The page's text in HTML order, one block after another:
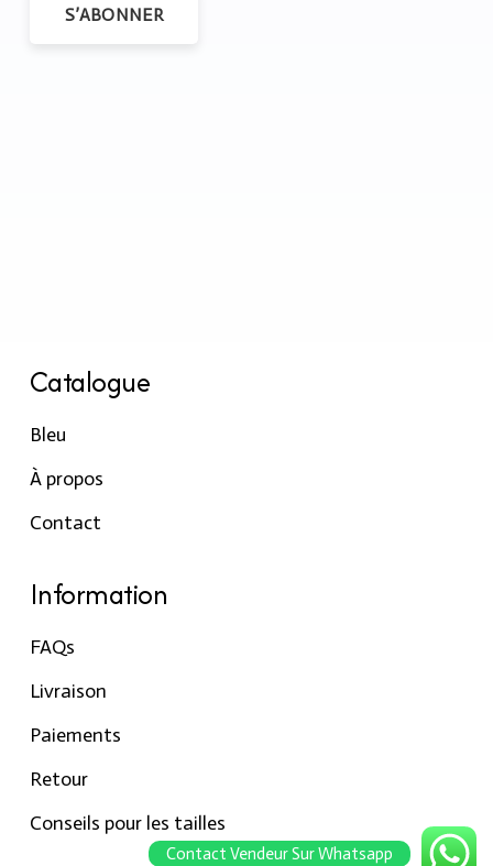
S’ABONNER
Catalogue
Bleu
À propos
Contact
Information
FAQs
Livraison
Paiements
Retour
Conseils pour les tailles
Contact Vendeur Sur Whatsapp